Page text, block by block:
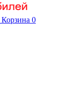
Корзина 0